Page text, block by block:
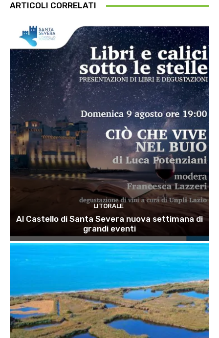
ARTICOLI CORRELATI
LITORALE
Al Castello di Santa Severa nuova settimana di
grandi eventi